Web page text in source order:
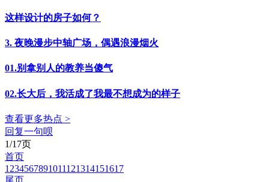
这样设计的房子如何？
3. 夜晚漫步中轴广场，偶遇浪漫烟火
01.别拿别人的教养当傻气
02.长大后，我活成了我最不想成为的样子
查看更多热点 >
回复一句呗
1/17页
首页
1 234567891011121314151617
尾页